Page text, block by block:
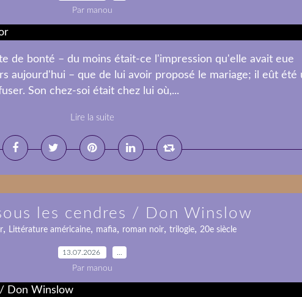
Par manou
de bonté – du moins était-ce l'impression qu'elle avait eue
aujourd'hui – que de lui avoir proposé le mariage; il eût été
Son chez-soi était chez lui où,...
Lire la suite
les cendres / Don Winslow
, Littérature américaine, mafia, roman noir, trilogie, 20e siècle
13.07.2026
Par manou